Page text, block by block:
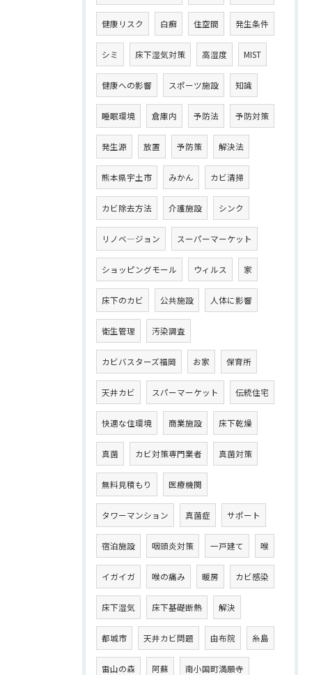
健康リスク 白癬 住空間 発生条件
シミ 床下湿気対策 高湿度 MIST
健康への影響 スポーツ施設 知識
睡眠環境 倉庫内 予防法 予防対策
発生源 放置 予防策 解決法
熊本県宇土市 みかん カビ清掃
カビ除去方法 介護施設 シンク
リノベ―ジョン スーパーマーケット
ショッピングモール ウィルス 家
床下のカビ 公共施設 人体に影響
衛生管理 汚染調査
カビバスターズ福岡 お家 保育所
天井カビ スパーマーケット 伝統住宅
快適な住環境 商業施設 床下乾燥
真菌 カビ対策専門業者 真菌対策
無料見積もり 医療機関
タワーマンション 真菌症 サポート
宿泊施設 咽頭炎対策 一戸建て 喉
イガイガ 喉の痛み 暖房 カビ感染
床下湿気 床下基礎断熱 解決
都城市 天井カビ問題 由布院 糸島
雷山の森 阿蘇 南小国町満願寺